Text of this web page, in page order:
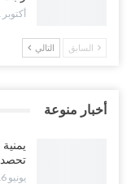
أكتوبر 31, 2025
السابق التالي
أخبار منوعة
تحصد
يونيو 16, 2026